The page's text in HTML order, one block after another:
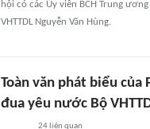
hội có các Ủy viên BCH Trung
VHTTDL Nguyễn Văn Hùng.
Toàn văn phát biểu của
đua yêu nước Bộ
24liên quan